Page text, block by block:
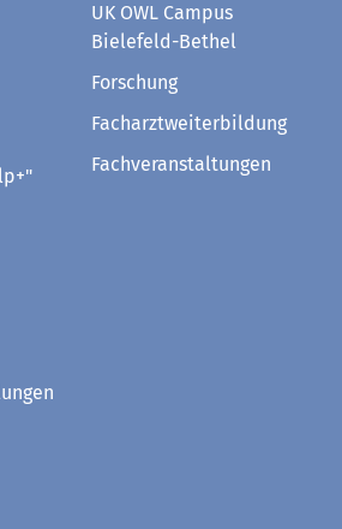
UK OWL Campus
Bielefeld-Bethel
Forschung
Facharztweiterbildung
Fachveranstaltungen